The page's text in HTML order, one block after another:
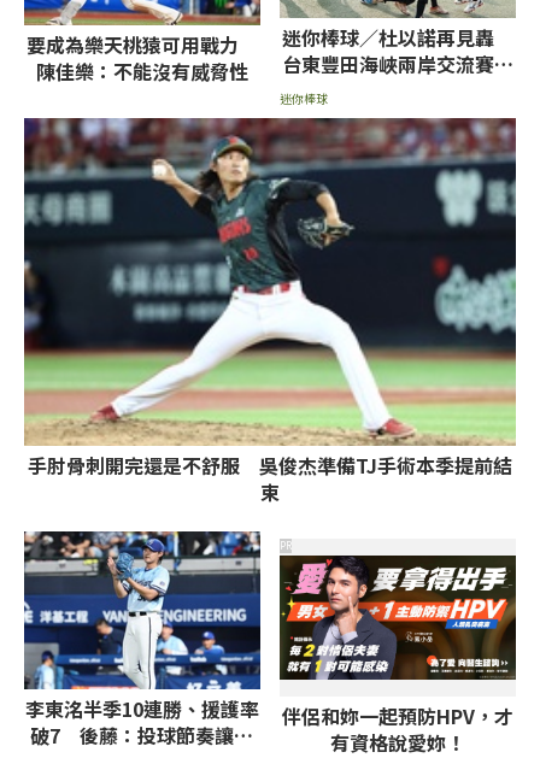
要成為樂天桃猿可用戰力
陳佳樂：不能沒有威脅性
迷你棒球／杜以諾再見轟
台東豐田海峽兩岸交流賽封
迷你棒球
手肘骨刺開完還是不舒服 吳俊杰準備TJ手術本季提前結
束
李東洺半季10連勝、援護率
破7 後藤：投球節奏讓隊
伴侶和妳一起預防HPV，才
有資格說愛妳！
PR